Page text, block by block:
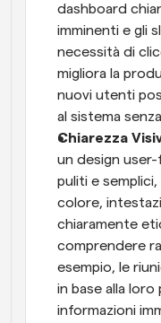
dashboard
imminenti e gli
necessità di
migliora la
nuovi utenti
al sistema
Chiarezza
un design
puliti e
colore,
chiaramente
comprendere
esempio, le
in base alla
informazioni